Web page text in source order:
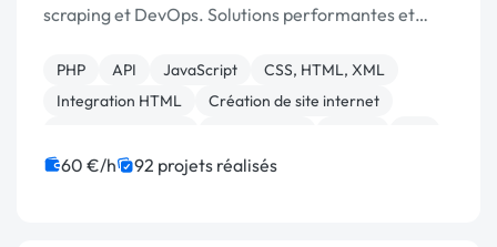
scraping et DevOps. Solutions performantes et
PHP API JavaScript
CSS, HTML, XML
Integration HTML
Création de site internet
60 €/h 92 projets réalisés